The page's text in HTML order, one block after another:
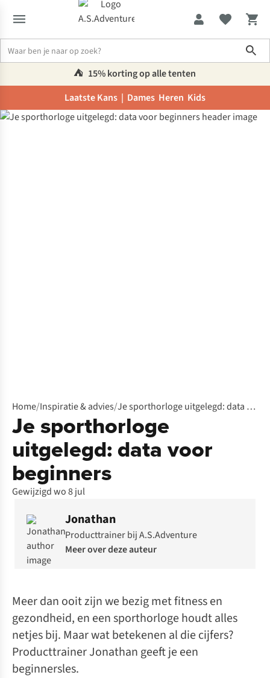
⛺️ 15% korting op alle tenten
Laatste Kans | Dames Heren Kids
Home/Inspiratie & advies/ Je sporthorloge uitgelegd: data voor beginners
Je sporthorloge
uitgelegd: data voor
beginners
Gewijzigd wo 8 jul
Jonathan
Producttrainer bij A.S.Adventure
Meer over deze auteur
Meer dan ooit zijn we bezig met fitness en
gezondheid, en een sporthorloge houdt alles
netjes bij. Maar wat betekenen al die cijfers?
Producttrainer Jonathan geeft je een
beginnersles.